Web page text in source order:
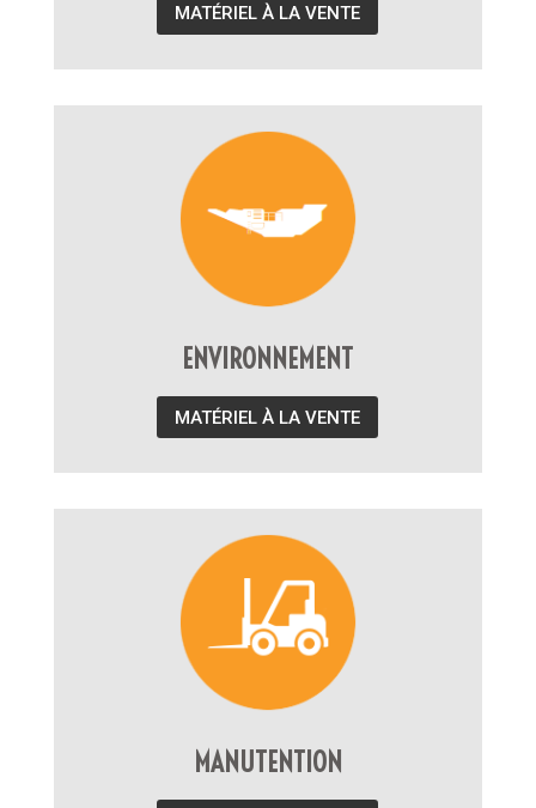
MATÉRIEL À LA VENTE
ENVIRONNEMENT
MATÉRIEL À LA VENTE
MANUTENTION